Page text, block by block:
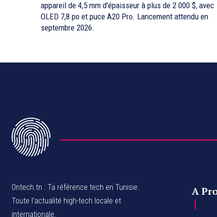
appareil de 4,5 mm d'épaisseur à plus de 2 000 $, avec
OLED 7,8 po et puce A20 Pro. Lancement attendu en
septembre 2026.
Ontech.tn : Ta référence tech en Tunisie.
Toute l'actualité high-tech locale et
internationale.
A